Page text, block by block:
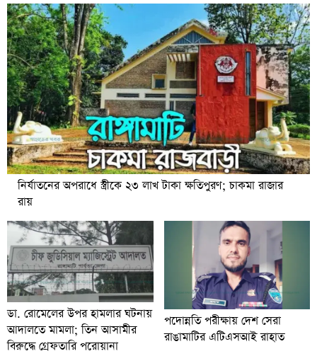
নির্যাতনের অপরাধে স্ত্রীকে ২৩ লাখ টাকা ক্ষতিপুরণ; চাকমা রাজার
রায়
ডা. রোমেলের উপর হামলার ঘটনায়
আদালতে মামলা; তিন আসামীর
বিরুদ্ধে গ্রেফতারি পরোয়ানা
পদোন্নতি পরীক্ষায় দেশ সেরা
রাঙামাটির এটিএসআই রাহাত